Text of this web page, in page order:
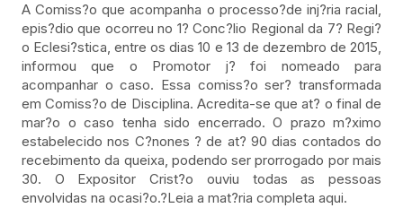
A Comiss?o que acompanha o processo?de inj?ria racial,
epis?dio que ocorreu no 1? Conc?lio Regional da 7? Regi?
o Eclesi?stica, entre os dias 10 e 13 de dezembro de 2015,
informou que o Promotor j? foi nomeado para
acompanhar o caso. Essa comiss?o ser? transformada
em Comiss?o de Disciplina. Acredita-se que at? o final de
mar?o o caso tenha sido encerrado. O prazo m?ximo
estabelecido nos C?nones ? de at? 90 dias contados do
recebimento da queixa, podendo ser prorrogado por mais
30. O Expositor Crist?o ouviu todas as pessoas
envolvidas na ocasi?o.?Leia a mat?ria completa aqui.